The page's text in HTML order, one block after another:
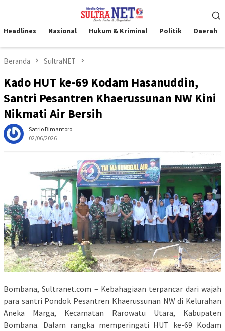
kontenMobile
Headlines Nasional Hukum & Kriminal Politik Daerah
Beranda SultraNET
Kado HUT ke-69 Kodam Hasanuddin,
Santri Pesantren Khaerussunan NW Kini
Nikmati Air Bersih
Satrio Bimantoro
02/06/2026
Bombana, Sultranet.com – Kebahagiaan terpancar dari wajah
para santri Pondok Pesantren Khaerussunan NW di Kelurahan
Aneka Marga, Kecamatan Rarowatu Utara, Kabupaten
Bombana. Dalam rangka memperingati HUT ke-69 Kodam